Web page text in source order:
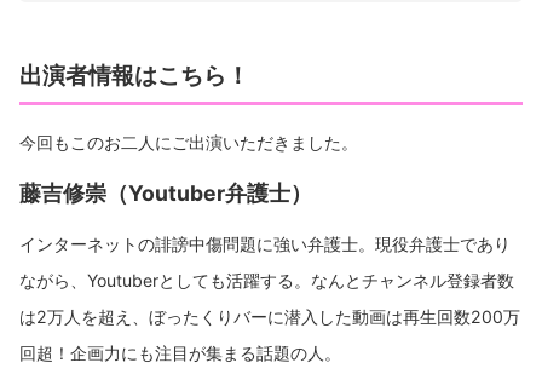
出演者情報はこちら！
今回もこのお二人にご出演いただきました。
藤吉修崇（Youtuber弁護士）
インターネットの誹謗中傷問題に強い弁護士。現役弁護士であり
ながら、Youtuberとしても活躍する。なんとチャンネル登録者数
は2万人を超え、ぼったくりバーに潜入した動画は再生回数200万
回超！企画力にも注目が集まる話題の人。